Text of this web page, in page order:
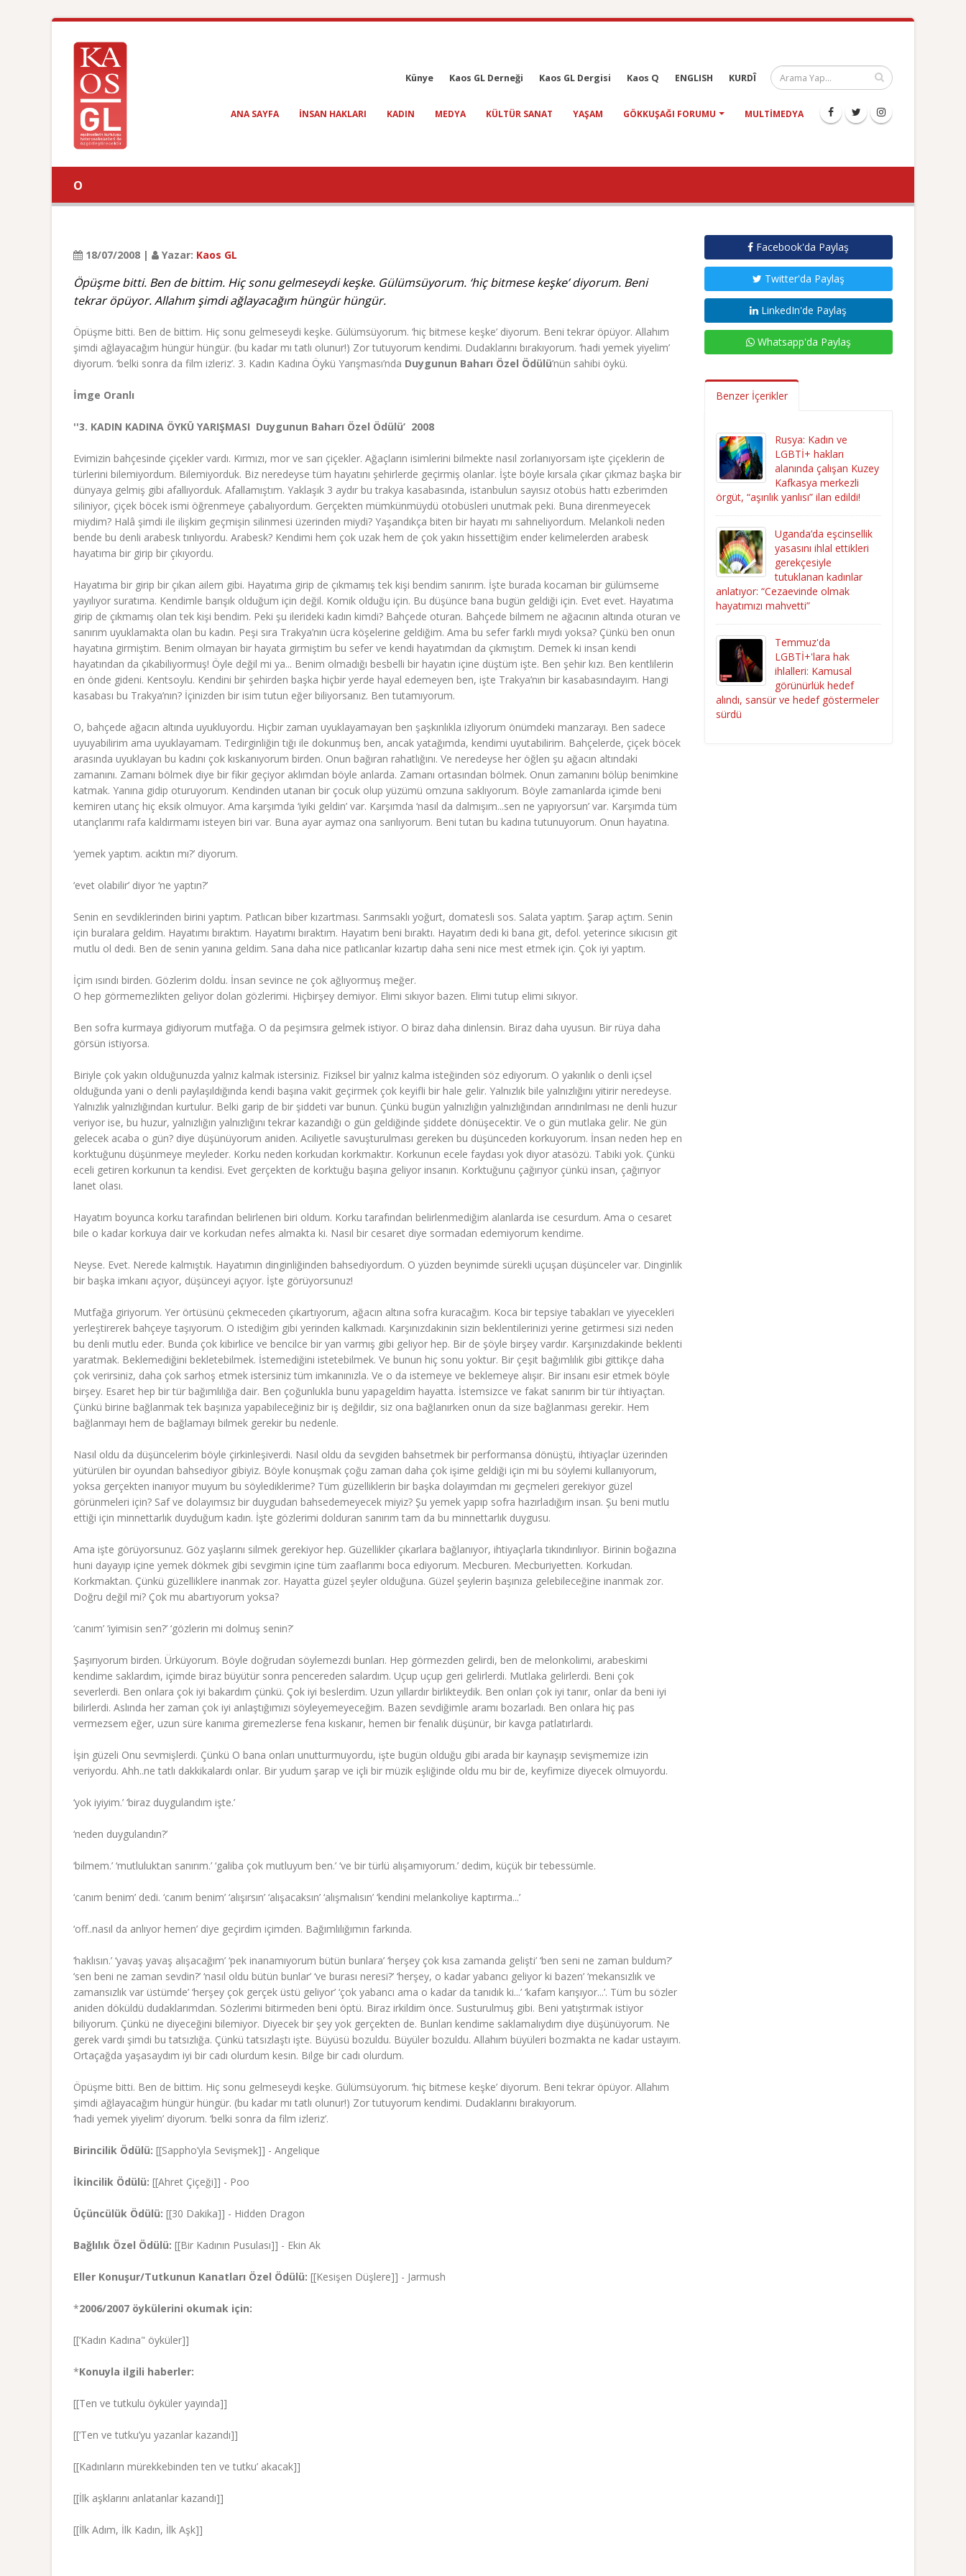
Künye Kaos GL Derneği Kaos GL Dergisi Kaos Q ENGLISH KURDÎ
ANA SAYFA INSAN HAKLARI KADIN MEDYA KÜLTÜR SANAT YAŞAM GÖKKUŞAĞI FORUMU MULTIMEDYA
O
18/07/2008 | Yazar: Kaos GL
Öpüşme bitti. Ben de bittim. Hiç sonu gelmeseydi keşke. Gülümsüyorum. ‘hiç bitmese keşke’ diyorum. Beni
tekrar öpüyor. Allahım şimdi ağlayacağım hüngür hüngür.
Öpüşme bitti. Ben de bittim. Hiç sonu gelmeseydi keşke. Gülümsüyorum. ‘hiç bitmese keşke’ diyorum. Beni tekrar öpüyor. Allahım
şimdi ağlayacağım hüngür hüngür. (bu kadar mı tatlı olunur!) Zor tutuyorum kendimi. Dudaklarını bırakıyorum. ‘hadi yemek yiyelim’
diyorum. ‘belki sonra da film izleriz’. 3. Kadın Kadına Öykü Yarışması’nda Duygunun Baharı Özel Ödülü’nün sahibi öykü.
İmge Oranlı
''3. KADIN KADINA ÖYKÜ YARIŞMASI  Duygunun Baharı Özel Ödülü’  2008
Evimizin bahçesinde çiçekler vardı. Kırmızı, mor ve sarı çiçekler. Ağaçların isimlerini bilmekte nasıl zorlanıyorsam işte çiçeklerin de
türlerini bilemiyordum. Bilemiyorduk. Biz neredeyse tüm hayatını şehirlerde geçirmiş olanlar. İşte böyle kırsala çıkar çıkmaz başka bir
dünyaya gelmiş gibi afallıyorduk. Afallamıştım. Yaklaşık 3 aydır bu trakya kasabasında, istanbulun sayısız otobüs hattı ezberimden
siliniyor, çiçek böcek ismi öğrenmeye çabalıyordum. Gerçekten mümkünmüydü otobüsleri unutmak peki. Buna direnmeyecek
miydim? Halâ şimdi ile ilişkim geçmişin silinmesi üzerinden miydi? Yaşandıkça biten bir hayatı mı sahneliyordum. Melankoli neden
bende bu denli arabesk tınlıyordu. Arabesk? Kendimi hem çok uzak hem de çok yakın hissettiğim ender kelimelerden arabesk
hayatıma bir girip bir çıkıyordu.
Hayatıma bir girip bir çıkan ailem gibi. Hayatıma girip de çıkmamış tek kişi bendim sanırım. İşte burada kocaman bir gülümseme
yayılıyor suratıma. Kendimle barışık olduğum için değil. Komik olduğu için. Bu düşünce bana bugün geldiği için. Evet evet. Hayatıma
girip de çıkmamış olan tek kişi bendim. Peki şu ilerideki kadın kimdi? Bahçede oturan. Bahçede bilmem ne ağacının altında oturan ve
sanırım uyuklamakta olan bu kadın. Peşi sıra Trakya’nın ücra köşelerine geldiğim. Ama bu sefer farklı mıydı yoksa? Çünkü ben onun
hayatına girmiştim. Benim olmayan bir hayata girmiştim bu sefer ve kendi hayatımdan da çıkmıştım. Demek ki insan kendi
hayatından da çıkabiliyormuş! Öyle değil mi ya... Benim olmadığı besbelli bir hayatın içine düştüm işte. Ben şehir kızı. Ben kentlilerin
en önde gideni. Kentsoylu. Kendini bir şehirden başka hiçbir yerde hayal edemeyen ben, işte Trakya’nın bir kasabasındayım. Hangi
kasabası bu Trakya’nın? İçinizden bir isim tutun eğer biliyorsanız. Ben tutamıyorum.
O, bahçede ağacın altında uyukluyordu. Hiçbir zaman uyuklayamayan ben şaşkınlıkla izliyorum önümdeki manzarayı. Ben sadece
uyuyabilirim ama uyuklayamam. Tedirginliğin tığı ile dokunmuş ben, ancak yatağımda, kendimi uyutabilirim. Bahçelerde, çiçek böcek
arasında uyuklayan bu kadını çok kıskanıyorum birden. Onun bağıran rahatlığını. Ve neredeyse her öğlen şu ağacın altındaki
zamanını. Zamanı bölmek diye bir fikir geçiyor aklımdan böyle anlarda. Zamanı ortasından bölmek. Onun zamanını bölüp benimkine
katmak. Yanına gidip oturuyorum. Kendinden utanan bir çocuk olup yüzümü omzuna saklıyorum. Böyle zamanlarda içimde beni
kemiren utanç hiç eksik olmuyor. Ama karşımda ‘iyiki geldin’ var. Karşımda ‘nasıl da dalmışım...sen ne yapıyorsun’ var. Karşımda tüm
utançlarımı rafa kaldırmamı isteyen biri var. Buna ayar aymaz ona sarılıyorum. Beni tutan bu kadına tutunuyorum. Onun hayatına.
‘yemek yaptım. acıktın mı?’ diyorum.
‘evet olabilir’ diyor ‘ne yaptın?’
Senin en sevdiklerinden birini yaptım. Patlıcan biber kızartması. Sarımsaklı yoğurt, domatesli sos. Salata yaptım. Şarap açtım. Senin
için buralara geldim. Hayatımı bıraktım. Hayatımı bıraktım. Hayatım beni bıraktı. Hayatım dedi ki bana git, defol. yeterince sıkıcısın git
mutlu ol dedi. Ben de senin yanına geldim. Sana daha nice patlıcanlar kızartıp daha seni nice mest etmek için. Çok iyi yaptım.
İçim ısındı birden. Gözlerim doldu. İnsan sevince ne çok ağlıyormuş meğer.
O hep görmemezlikten geliyor dolan gözlerimi. Hiçbirşey demiyor. Elimi sıkıyor bazen. Elimi tutup elimi sıkıyor.
Ben sofra kurmaya gidiyorum mutfağa. O da peşimsıra gelmek istiyor. O biraz daha dinlensin. Biraz daha uyusun. Bir rüya daha
görsün istiyorsa.
Biriyle çok yakın olduğunuzda yalnız kalmak istersiniz. Fiziksel bir yalnız kalma isteğinden söz ediyorum. O yakınlık o denli içsel
olduğunda yani o denli paylaşıldığında kendi başına vakit geçirmek çok keyifli bir hale gelir. Yalnızlık bile yalnızlığını yitirir neredeyse.
Yalnızlık yalnızlığından kurtulur. Belki garip de bir şiddeti var bunun. Çünkü bugün yalnızlığın yalnızlığından arındırılması ne denli huzur
veriyor ise, bu huzur, yalnızlığın yalnızlığını tekrar kazandığı o gün geldiğinde şiddete dönüşecektir. Ve o gün mutlaka gelir. Ne gün
gelecek acaba o gün? diye düşünüyorum aniden. Aciliyetle savuşturulması gereken bu düşünceden korkuyorum. İnsan neden hep en
korktuğunu düşünmeye meyleder. Korku neden korkudan korkmaktır. Korkunun ecele faydası yok diyor atasözü. Tabiki yok. Çünkü
eceli getiren korkunun ta kendisi. Evet gerçekten de korktuğu başına geliyor insanın. Korktuğunu çağırıyor çünkü insan, çağırıyor
lanet olası.
Hayatım boyunca korku tarafından belirlenen biri oldum. Korku tarafından belirlenmediğim alanlarda ise cesurdum. Ama o cesaret
bile o kadar korkuya dair ve korkudan nefes almakta ki. Nasıl bir cesaret diye sormadan edemiyorum kendime.
Neyse. Evet. Nerede kalmıştık. Hayatımın dinginliğinden bahsediyordum. O yüzden beynimde sürekli uçuşan düşünceler var. Dinginlik
bir başka imkanı açıyor, düşünceyi açıyor. İşte görüyorsunuz!
Mutfağa giriyorum. Yer örtüsünü çekmeceden çıkartıyorum, ağacın altına sofra kuracağım. Koca bir tepsiye tabakları ve yiyecekleri
yerleştirerek bahçeye taşıyorum. O istediğim gibi yerinden kalkmadı. Karşınızdakinin sizin beklentilerinizi yerine getirmesi sizi neden
bu denli mutlu eder. Bunda çok kibirlice ve bencilce bir yan varmış gibi geliyor hep. Bir de şöyle birşey vardır. Karşınızdakinde beklenti
yaratmak. Beklemediğini bekletebilmek. İstemediğini istetebilmek. Ve bunun hiç sonu yoktur. Bir çeşit bağımlılık gibi gittikçe daha
çok verirsiniz, daha çok sarhoş etmek istersiniz tüm imkanınızla. Ve o da istemeye ve beklemeye alışır. Bir insanı esir etmek böyle
birşey. Esaret hep bir tür bağımlılığa dair. Ben çoğunlukla bunu yapageldim hayatta. İstemsizce ve fakat sanırım bir tür ihtiyaçtan.
Çünkü birine bağlanmak tek başınıza yapabileceğiniz bir iş değildir, siz ona bağlanırken onun da size bağlanması gerekir. Hem
bağlanmayı hem de bağlamayı bilmek gerekir bu nedenle.
Nasıl oldu da düşüncelerim böyle çirkinleşiverdi. Nasıl oldu da sevgiden bahsetmek bir performansa dönüştü, ihtiyaçlar üzerinden
yütürülen bir oyundan bahsediyor gibiyiz. Böyle konuşmak çoğu zaman daha çok işime geldiği için mi bu söylemi kullanıyorum,
yoksa gerçekten inanıyor muyum bu söylediklerime? Tüm güzelliklerin bir başka dolayımdan mı geçmeleri gerekiyor güzel
görünmeleri için? Saf ve dolayımsız bir duygudan bahsedemeyecek miyiz? Şu yemek yapıp sofra hazırladığım insan. Şu beni mutlu
ettiği için minnettarlık duyduğum kadın. İşte gözlerimi dolduran sanırım tam da bu minnettarlık duygusu.
Ama işte görüyorsunuz. Göz yaşlarını silmek gerekiyor hep. Güzellikler çıkarlara bağlanıyor, ihtiyaçlarla tıkındırılıyor. Birinin boğazına
huni dayayıp içine yemek dökmek gibi sevgimin içine tüm zaaflarımı boca ediyorum. Mecburen. Mecburiyetten. Korkudan.
Korkmaktan. Çünkü güzelliklere inanmak zor. Hayatta güzel şeyler olduğuna. Güzel şeylerin başınıza gelebileceğine inanmak zor.
Doğru değil mi? Çok mu abartıyorum yoksa?
‘canım’ ‘iyimisin sen?’ ‘gözlerin mi dolmuş senin?’
Şaşırıyorum birden. Ürküyorum. Böyle doğrudan söylemezdi bunları. Hep görmezden gelirdi, ben de melonkolimi, arabeskimi
kendime saklardım, içimde biraz büyütür sonra pencereden salardım. Uçup uçup geri gelirlerdi. Mutlaka gelirlerdi. Beni çok
severlerdi. Ben onlara çok iyi bakardım çünkü. Çok iyi beslerdim. Uzun yıllardır birlikteydik. Ben onları çok iyi tanır, onlar da beni iyi
bilirlerdi. Aslında her zaman çok iyi anlaştığımızı söyleyemeyeceğim. Bazen sevdiğimle aramı bozarladı. Ben onlara hiç pas
vermezsem eğer, uzun süre kanıma giremezlerse fena kıskanır, hemen bir fenalık düşünür, bir kavga patlatırlardı.
İşin güzeli Onu sevmişlerdi. Çünkü O bana onları unutturmuyordu, işte bugün olduğu gibi arada bir kaynaşıp sevişmemize izin
veriyordu. Ahh..ne tatlı dakkikalardı onlar. Bir yudum şarap ve içli bir müzik eşliğinde oldu mu bir de, keyfimize diyecek olmuyordu.
‘yok iyiyim.’ ‘biraz duygulandım işte.’
‘neden duygulandın?’
‘bilmem.’ ‘mutluluktan sanırım.’ ‘galiba çok mutluyum ben.’ ‘ve bir türlü alışamıyorum.’ dedim, küçük bir tebessümle.
‘canım benim’ dedi. ‘canım benim’ ‘alışırsın’ ‘alışacaksın’ ‘alışmalısın’ ‘kendini melankoliye kaptırma...’
‘off..nasıl da anlıyor hemen’ diye geçirdim içimden. Bağımlılığımın farkında.
‘haklısın.’ ‘yavaş yavaş alışacağım’ ‘pek inanamıyorum bütün bunlara’ ‘herşey çok kısa zamanda gelişti’ ‘ben seni ne zaman buldum?’
‘sen beni ne zaman sevdin?’ ‘nasıl oldu bütün bunlar’ ‘ve burası neresi?’ ‘herşey, o kadar yabancı geliyor ki bazen’ ‘mekansızlık ve
zamansızlık var üstümde’ ‘herşey çok gerçek üstü geliyor’ ‘çok yabancı ama o kadar da tanıdık ki...’ ‘kafam karışıyor...’. Tüm bu sözler
aniden döküldü dudaklarımdan. Sözlerimi bitirmeden beni öptü. Biraz irkildim önce. Susturulmuş gibi. Beni yatıştırmak istiyor
biliyorum. Çünkü ne diyeceğini bilemiyor. Diyecek bir şey yok gerçekten de. Bunları kendime saklamalıydım diye düşünüyorum. Ne
gerek vardı şimdi bu tatsızlığa. Çünkü tatsızlaştı işte. Büyüsü bozuldu. Büyüler bozuldu. Allahım büyüleri bozmakta ne kadar ustayım.
Ortaçağda yaşasaydım iyi bir cadı olurdum kesin. Bilge bir cadı olurdum.
Öpüşme bitti. Ben de bittim. Hiç sonu gelmeseydi keşke. Gülümsüyorum. ‘hiç bitmese keşke’ diyorum. Beni tekrar öpüyor. Allahım
şimdi ağlayacağım hüngür hüngür. (bu kadar mı tatlı olunur!) Zor tutuyorum kendimi. Dudaklarını bırakıyorum.
‘hadi yemek yiyelim’ diyorum. ‘belki sonra da film izleriz’.
Birincilik Ödülü: [[Sappho’yla Sevişmek]] - Angelique
İkincilik Ödülü: [[Ahret Çiçeği]] - Poo
Üçüncülük Ödülü: [[30 Dakika]] - Hidden Dragon
Bağlılık Özel Ödülü: [[Bir Kadının Pusulası]] - Ekin Ak
Eller Konuşur/Tutkunun Kanatları Özel Ödülü: [[Kesişen Düşlere]] - Jarmush
*2006/2007 öykülerini okumak için:
[[‘Kadın Kadına" öyküler]]
*Konuyla ilgili haberler:
[[Ten ve tutkulu öyküler yayında]]
[[‘Ten ve tutku’yu yazanlar kazandı]]
[[Kadınların mürekkebinden ten ve tutku’ akacak]]
[[İlk aşklarını anlatanlar kazandı]]
[[İlk Adım, İlk Kadın, İlk Aşk]]
Facebook'da Paylaş
Twitter'da Paylaş
LinkedIn'de Paylaş
Whatsapp'da Paylaş
Benzer İçerikler
Rusya: Kadın ve
LGBTİ+ hakları
alanında çalışan Kuzey
Kafkasya merkezli
örgüt, “aşırılık yanlısı” ilan edildi!
Uganda’da eşcinsellik
yasasını ihlal ettikleri
gerekçesiyle
tutuklanan kadınlar
anlatıyor: “Cezaevinde olmak
hayatımızı mahvetti”
Temmuz'da
LGBTİ+'lara hak
ihlalleri: Kamusal
görünürlük hedef
alındı, sansür ve hedef göstermeler
sürdü